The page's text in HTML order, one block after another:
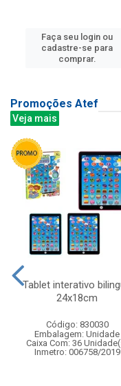
Faça seu login ou
cadastre-se para
comprar.
Promoções Atef
Veja mais
Tablet interativo
24x18cm
Código: 830030
Embalagem: Unidade
Caixa Com: 36
Inmetro: 006758/2019